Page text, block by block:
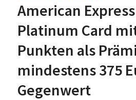
American
Platinum Card
Punkten als
mindestens 375
Gegenwert